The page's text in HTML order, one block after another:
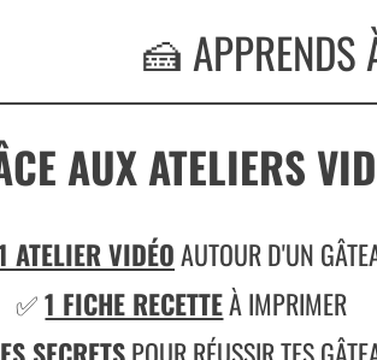
🍰 APPRENDS
AUX ATELIERS
ATELIER VIDÉOAUTOUR D'UN
✅1 FICHE RECETTEÀ IMPRIMER